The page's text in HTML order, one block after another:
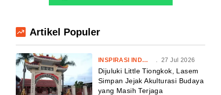
Artikel Populer
INSPIRASI INDONESIA . 27 Jul 2026
Dijuluki Little Tiongkok, Lasem
Simpan Jejak Akulturasi Budaya
yang Masih Terjaga